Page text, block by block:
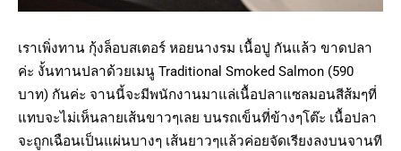
เราเพิ่งทาน กุ้งล็อบสเตอร์ หอยนางรม เนื้อปู กันแล้ว ขาดปลา
ค่ะ งั้นทานปลาด้วยเมนู Traditional Smoked Salmon (590
บาท) กันค่ะ จานนี้จะมีพนักงานมาแล่เนื้อปลาแซลมอนสีส้มๆที่
แทบจะไม่เห็นลายเส้นขาวๆเลย บนรถเข็นที่ข้างๆโต๊ะ เนื้อปลา
จะถูกเฉือนเป็นแผ่นบางๆ เส้นยาวๆแล้วค่อยจัดเรียงลงบนจานที